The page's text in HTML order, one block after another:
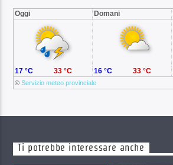
Oggi Domani
©Servizio meteo provinciale
17 °C 33 °C 16 °C 33 °C
Ti potrebbe interessare anche